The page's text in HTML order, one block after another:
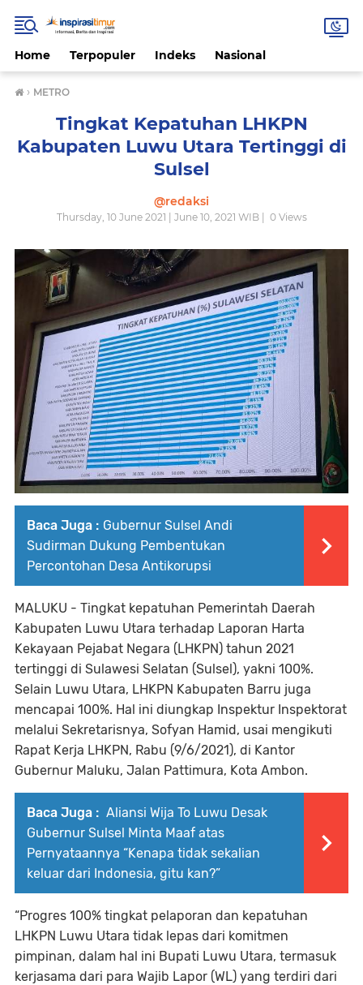
Home Terpopuler Indeks Nasional
› METRO
Tingkat Kepatuhan LHKPN
Kabupaten Luwu Utara Tertinggi di
Sulsel
@redaksi
Thursday, 10 June 2021 | June 10, 2021 WIB | 0Views
Baca Juga : Gubernur Sulsel Andi
Sudirman Dukung Pembentukan
Percontohan Desa Antikorupsi
MALUKU - Tingkat kepatuhan Pemerintah Daerah
Kabupaten Luwu Utara terhadap Laporan Harta
Kekayaan Pejabat Negara (LHKPN) tahun 2021
tertinggi di Sulawesi Selatan (Sulsel), yakni 100%.
Selain Luwu Utara, LHKPN Kabupaten Barru juga
mencapai 100%. Hal ini diungkap Inspektur Inspektorat
melalui Sekretarisnya, Sofyan Hamid, usai mengikuti
Rapat Kerja LHKPN, Rabu (9/6/2021), di Kantor
Gubernur Maluku, Jalan Pattimura, Kota Ambon.
Baca Juga : Aliansi Wija To Luwu Desak
Gubernur Sulsel Minta Maaf atas
Pernyataannya “Kenapa tidak sekalian
keluar dari Indonesia, gitu kan?”
“Progres 100% tingkat pelaporan dan kepatuhan
LHKPN Luwu Utara tidak lepas dari komitmen
pimpinan, dalam hal ini Bupati Luwu Utara, termasuk
kerjasama dari para Wajib Lapor (WL) yang terdiri dari